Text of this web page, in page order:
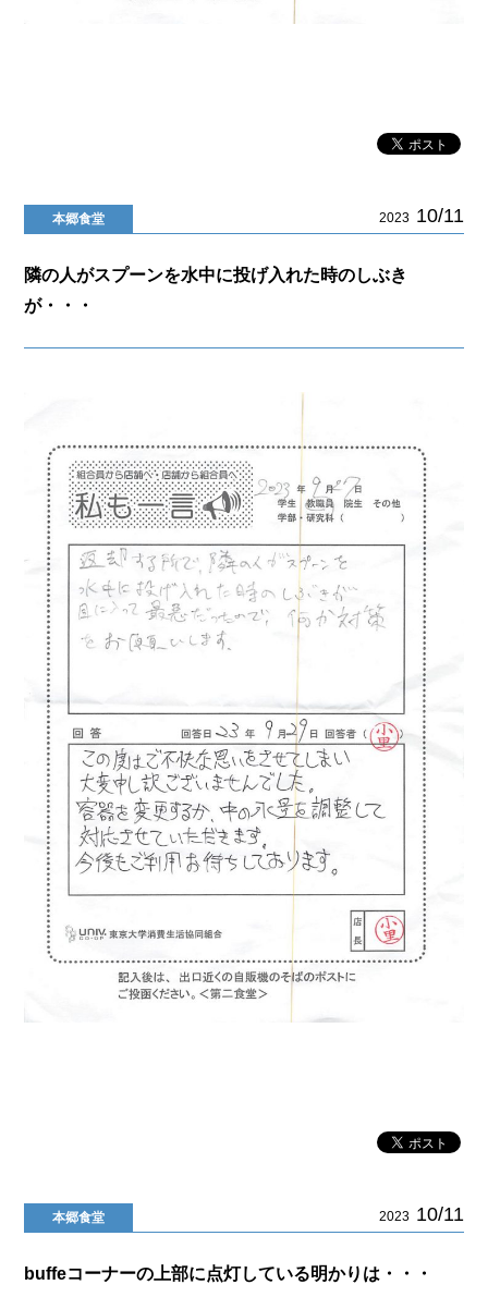
本郷食堂 2023 10/11
隣の人がスプーンを水中に投げ入れた時のしぶき
が・・・
本郷食堂 2023 10/11
buffeコーナーの上部に点灯している明かりは・・・